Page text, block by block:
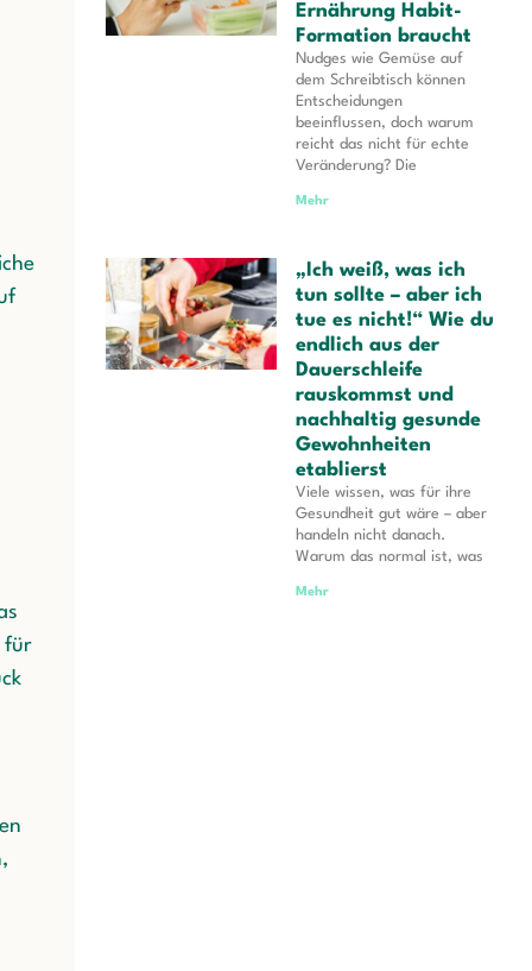
für
Ernährung Habit-
Formation braucht
Nudges wie Gemüse auf
dem Schreibtisch können
Entscheidungen
beeinflussen, doch warum
reicht das nicht für echte
Veränderung? Die
Mehr
„Ich weiß, was ich
tun sollte – aber ich
tue es nicht!“ Wie du
endlich aus der
Dauerschleife
rauskommst und
nachhaltig gesunde
Gewohnheiten
etablierst
Viele wissen, was für ihre
Gesundheit gut wäre – aber
handeln nicht danach.
Warum das normal ist, was
Mehr